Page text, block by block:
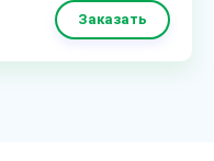
Заказать